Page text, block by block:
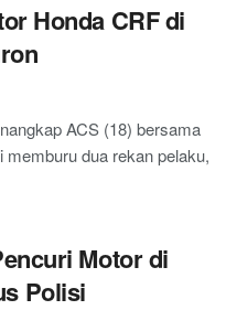
Honda CRF di
ACS (18) bersama
dua rekan pelaku,
Motor di
Polisi